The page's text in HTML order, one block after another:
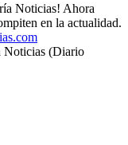
Noticias! Ahora
en la actualidad.
Noticias (Diario